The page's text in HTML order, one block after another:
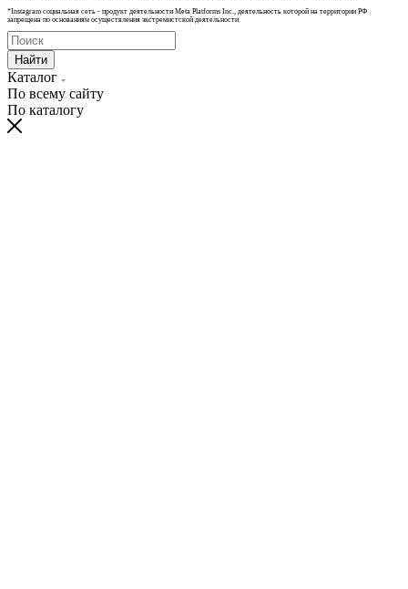
*Instagram cоциальная сеть - продукт деятельности Meta Platforms Inc., деятельность которой на территории РФ
запрещена по основаниям осуществления экстремистской деятельности
Найти
Каталог
По всему сайту
По каталогу